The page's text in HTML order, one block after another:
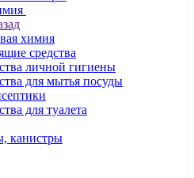
химия
средства
личной гигиены
для мытья посуды
для туалета
канистры